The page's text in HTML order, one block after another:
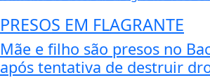
PRESOS EM FLAGRANTE
Mãe e filho são presos no
após tentativa de destruir